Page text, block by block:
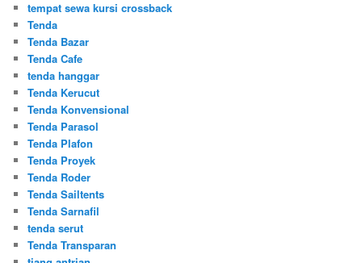
tempat sewa kursi crossback
Tenda
Tenda Bazar
Tenda Cafe
tenda hanggar
Tenda Kerucut
Tenda Konvensional
Tenda Parasol
Tenda Plafon
Tenda Proyek
Tenda Roder
Tenda Sailtents
Tenda Sarnafil
tenda serut
Tenda Transparan